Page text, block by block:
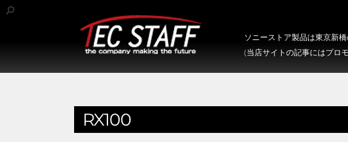
ソニーストア製品は東京新
(当店サイトの記事にはプロ
RX100